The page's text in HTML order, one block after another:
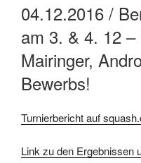
04.12.2016 /
am 3. & 4. 12
Mairinger,
Bewerbs!
Turnierbericht auf
Link zu den Ergebnissen